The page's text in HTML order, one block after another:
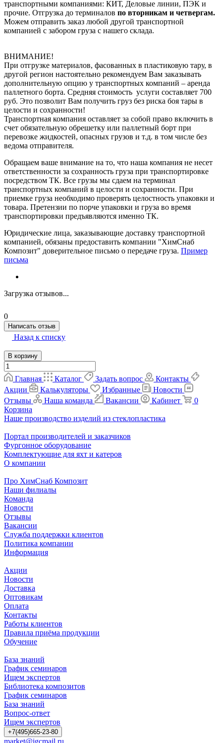
транспортными компаниями: КИТ, Деловые линии, ПЭК и
прочие. Отгрузка до терминалов по вторникам и четвергам.
Можем отправить заказ любой другой транспортной
компанией с забором груза с нашего склада.
ВНИМАНИЕ!
При отгрузке материалов, фасованных в пластиковую тару, в
другой регион настоятельно рекомендуем Вам заказывать
дополнительную опцию у транспортных компаний – аренда
паллетного борта. Средняя стоимость услуги составляет 700
руб. Это позволит Вам получить груз без риска боя тары в
целости и сохранности!
Транспортная компания оставляет за собой право включить в
счет обязательную обрешетку или паллетный борт при
перевозке жидкостей, опасных грузов и т.д. в том числе без
ведома отправителя.
Обращаем ваше внимание на то, что наша компания не несет
ответственности за сохранность груза при транспортировке
посредством ТК. Все грузы мы сдаем на терминал
транспортных компаний в целости и сохранности. При
приемке груза необходимо проверять целостность упаковки и
товара. Претензии по порче упаковки и груза во время
транспортировки предъявляются именно ТК.
Юридические лица, заказывающие доставку транспортной
компанией, обязаны предоставить компании "ХимСнаб
Композит" доверительное письмо о передаче груза. Пример
письма
Загрузка отзывов...
0
Написать отзыв
Назад к списку
В корзину
Главная Каталог Задать вопрос
Контакты
Акции
Калькуляторы Избранные
Новости
Отзывы
Наша команда Вакансии Кабинет
0
Корзина
Наше производство изделий из стеклопластика
Портал производителей и заказчиков
Фургонное оборудование
Комплектующие для яхт и катеров
О компании
Про ХимСнаб Композит
Наши филиалы
Команда
Новости
Отзывы
Вакансии
Служба поддержки клиентов
Политика компании
Информация
Акции
Новости
Доставка
Оптовикам
Оплата
Контакты
Работы клиентов
Правила приёма продукции
Обучение
База знаний
График семинаров
Ищем экспертов
Библиотека композитов
График семинаров
База знаний
Вопрос-ответ
Ищем экспертов
+7(495)665-23-80
market@igcmail.ru